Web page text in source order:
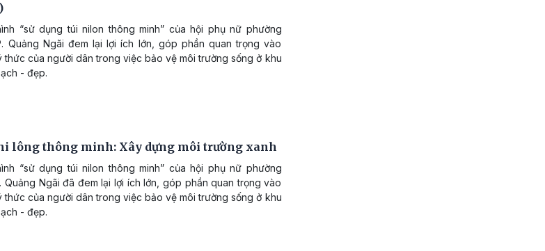
“sử dụng túi nilon thông minh” của hội phụ nữ phường
Quảng Ngãi đem lại lợi ích lớn, góp phần quan trọng vào
thức của người dân trong việc bảo vệ môi trường sống ở khu
- đẹp.
lông thông minh: Xây dựng môi trường xanh
“sử dụng túi nilon thông minh” của hội phụ nữ phường
Quảng Ngãi đã đem lại lợi ích lớn, góp phần quan trọng vào
thức của người dân trong việc bảo vệ môi trường sống ở khu
- đẹp.